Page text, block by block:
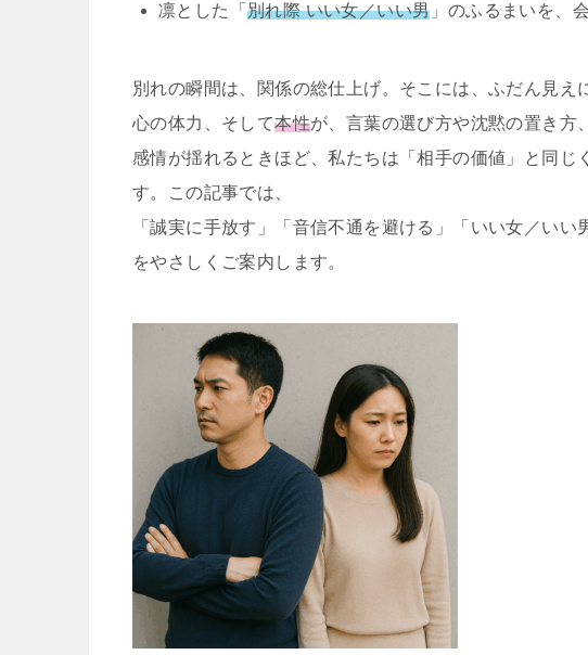
凛とした「 別れ際 いい女／いい男 」のふるまいを、
別れの瞬間は、関係の総仕上げ。そこには、ふだん見え
心の体力、そして本性が、言葉の選び方や沈黙の置き方
感情が揺れるときほど、私たちは「相手の価値」と同じ
す。この記事では、
「誠実に手放す」「音信不通を避ける」「いい女／い
をやさしくご案内します。